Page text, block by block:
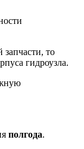
запчасти, то
гидроузла.
полгода.